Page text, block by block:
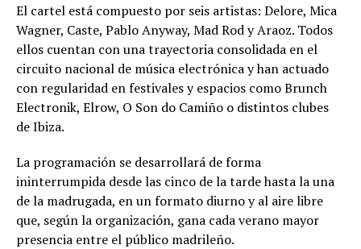
El cartel está compuesto por seis artistas: Delore, Mica
Wagner, Caste, Pablo Anyway, Mad Rod y Araoz. Todos
ellos cuentan con una trayectoria consolidada en el
circuito nacional de música electrónica y han actuado
con regularidad en festivales y espacios como Brunch
Electronik, Elrow, O Son do Camiño o distintos clubes
de Ibiza.
La programación se desarrollará de forma
ininterrumpida desde las cinco de la tarde hasta la una
de la madrugada, en un formato diurno y al aire libre
que, según la organización, gana cada verano mayor
presencia entre el público madrileño.